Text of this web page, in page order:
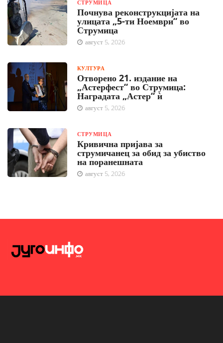
СТРУМИЦА
Почнува реконструкцијата на
улицата „5-ти Ноември“ во
Струмица
август 5, 2026
КУЛТУРА
Отворено 21. издание на
„Астерфест“ во Струмица:
Наградата „Астер“ ѝ
август 5, 2026
СТРУМИЦА
Кривична пријава за
струмичанец за обид за убиство
на поранешната
август 5, 2026